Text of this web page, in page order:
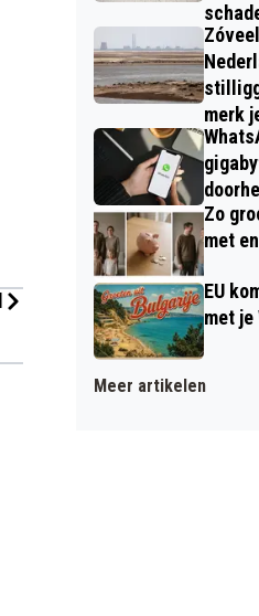
merk
Zo
met
EU
met
Meer artikelen